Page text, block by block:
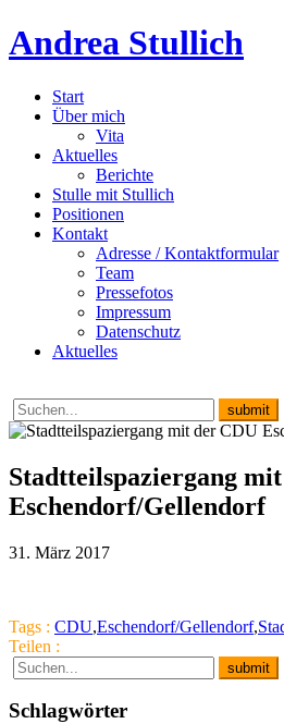
Andrea Stullich
Start
Über mich
Vita
Aktuelles
Berichte
Stulle mit Stullich
Positionen
Kontakt
Adresse / Kontaktformular
Team
Pressefotos
Impressum
Datenschutz
Aktuelles
Stadtteilspaziergang
Eschendorf/Gellendorf
31. März 2017
Tags : CDU,Eschendorf/Gellendorf,
Teilen :
Schlagwörter